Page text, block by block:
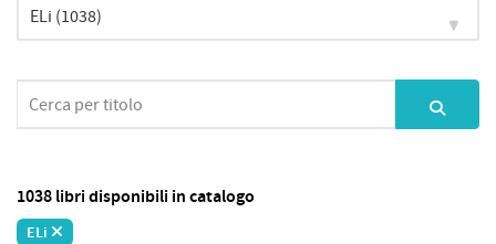
1038 libri disponibili in catalogo
ELi